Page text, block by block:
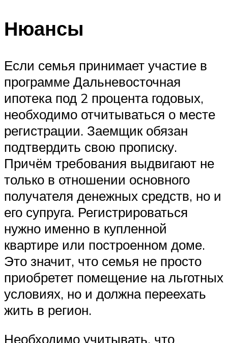
Нюансы
Если семья принимает участие в
программе Дальневосточная
ипотека под 2 процента годовых,
необходимо отчитываться о месте
регистрации. Заемщик обязан
подтвердить свою прописку.
Причём требования выдвигают не
только в отношении основного
получателя денежных средств, но и
его супруга. Регистрироваться
нужно именно в купленной
квартире или построенном доме.
Это значит, что семья не просто
приобретет помещение на льготных
условиях, но и должна переехать
жить в регион.
Необходимо учитывать, что